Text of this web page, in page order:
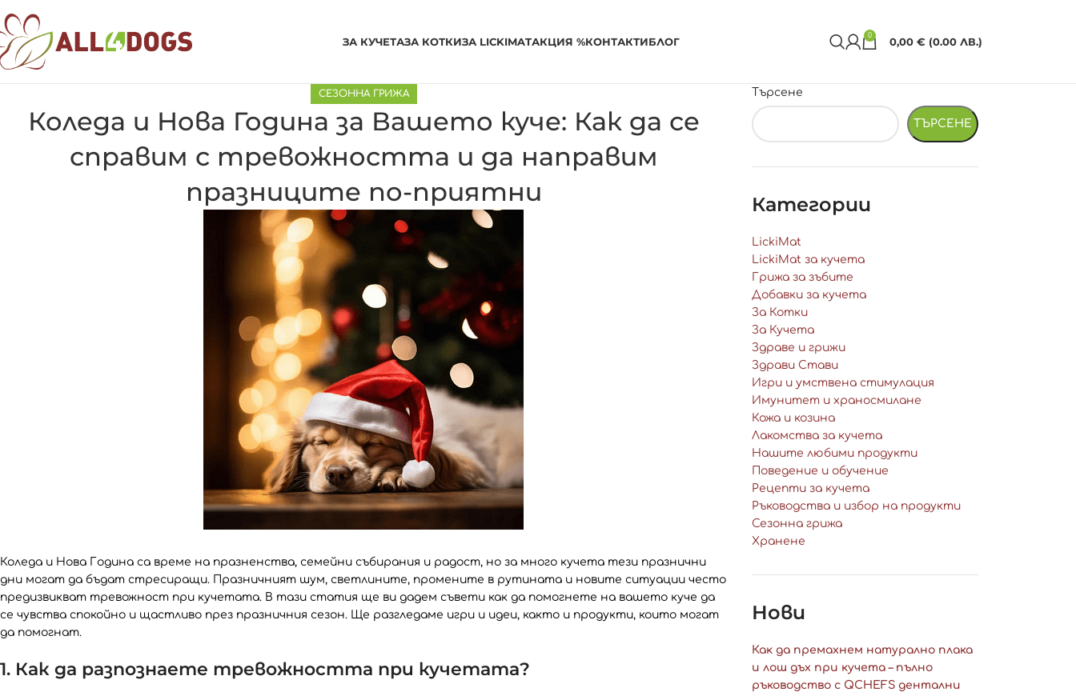
ЗА КУЧЕТАЗА КОТКИЗА LICKIMATАКЦИЯ %КОНТАКТИБЛОГ 0 0,00 € (0.00 ЛВ.)
СЕЗОННА ГРИЖА
Коледа и Нова Година за Вашето куче: Как да се
справим с тревожността и да направим
празниците по-приятни
Коледа и Нова Година са време на празненства, семейни събирания и радост, но за много кучета тези празнични
дни могат да бъдат стресиращи. Празничният шум, светлините, промените в рутината и новите ситуации често
предизвикват тревожност при кучетата. В тази статия ще ви дадем съвети как да помогнете на вашето куче да
се чувства спокойно и щастливо през празничния сезон. Ще разгледаме игри и идеи, както и продукти, които могат
да помогнат.
1. Как да разпознаете тревожността при кучетата?
Търсене
ТЪРСЕНЕ
Категории
LickiMat
LickiMat за кучета
Грижа за зъбите
Добавки за кучета
За Котки
За Кучета
Здраве и грижи
Здрави Стави
Игри и умствена стимулация
Имунитет и храносмилане
Кожа и козина
Лакомства за кучета
Нашите любими продукти
Поведение и обучение
Рецепти за кучета
Ръководства и избор на продукти
Сезонна грижа
Хранене
Нови
Как да премахнем натурално плака
и лош дъх при кучета – пълно
ръководство с QCHEFS дентални